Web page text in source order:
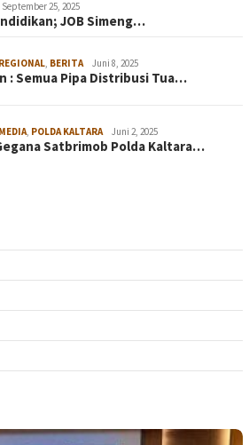
September 25, 2025
JOB Simeng…
REGIONAL, BERITA Juni 8, 2025
: Semua Pipa Distribusi Tua…
MEDIA, POLDA KALTARA Juni 2, 2025
Satbrimob Polda Kaltara…